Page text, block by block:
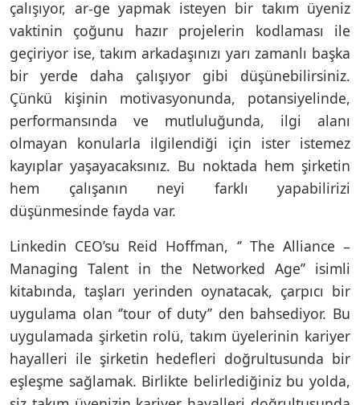
çalışıyor, ar-ge yapmak isteyen bir takım üyeniz
vaktinin çoğunu hazır projelerin kodlaması ile
geçiriyor ise, takım arkadaşınızı yarı zamanlı başka
bir yerde daha çalışıyor gibi düşünebilirsiniz.
Çünkü kişinin motivasyonunda, potansiyelinde,
performansında ve mutluluğunda, ilgi alanı
olmayan konularla ilgilendiği için ister istemez
kayıplar yaşayacaksınız. Bu noktada hem şirketin
hem çalışanın neyi farklı yapabilirizi
düşünmesinde fayda var.
Linkedin CEO’su Reid Hoffman, ‘’ The Alliance –
Managing Talent in the Networked Age’’ isimli
kitabında, taşları yerinden oynatacak, çarpıcı bir
uygulama olan ‘’tour of duty’’ den bahsediyor. Bu
uygulamada şirketin rolü, takım üyelerinin kariyer
hayalleri ile şirketin hedefleri doğrultusunda bir
eşleşme sağlamak. Birlikte belirlediğiniz bu yolda,